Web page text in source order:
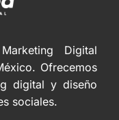
Digital
Ofrecemos
digital y diseño
sociales.